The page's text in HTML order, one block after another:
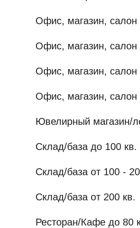
Офис, магазин, салон
Офис, магазин, салон
Офис, магазин, салон
Офис, магазин, салон
Ювелирный магазин/
Склад/база до 100 кв.
Склад/база от 100 -
Склад/база от 200 кв.
Ресторан/Кафе до 80